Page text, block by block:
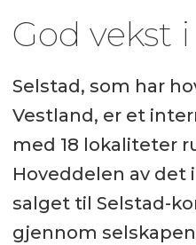
God vekst
Selstad, som har
Vestland, er et
med 18 lokaliteter
Hoveddelen av det
salget til Selstad-
gjennom